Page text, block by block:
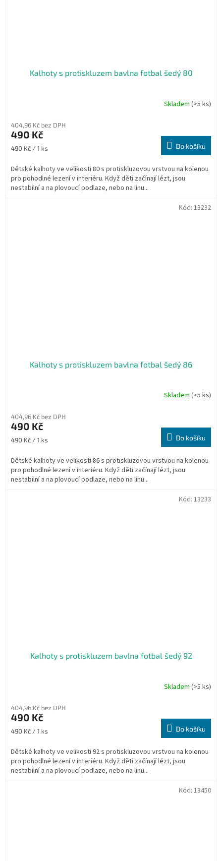
Kalhoty s protiskluzem bavlna fotbal šedý 80
produktu
je
z
hvězdiček.
Skladem(>5 ks)
404,96 Kč bez DPH
490 Kč
Měrná
490 Kč / 1 ks Do košíku
Dětské kalhoty ve velikosti 80 s protiskluzovou vrstvou na kolenou
pro pohodlné lezení v interiéru. Když děti začínají lézt, jsou
nestabilní a na plovoucí podlaze, nebo na linu...
Kalhoty s protiskluzem bavlna fotbal šedý 86
Skladem (>5 ks)
404,96 Kč bez DPH
490 Kč
Měrná
490 Kč / 1 ks Do košíku
Dětské kalhoty ve velikosti 86 s protiskluzovou vrstvou na kolenou
pro pohodlné lezení v interiéru. Když děti začínají lézt, jsou
nestabilní a na plovoucí podlaze, nebo na linu...
Kód: 13232
Kalhoty s protiskluzem bavlna fotbal šedý 92
Skladem (>5 ks)
404,96 Kč bez DPH
490 Kč
Měrná
490 Kč / 1 ks Do košíku
Dětské kalhoty ve velikosti 92 s protiskluzovou vrstvou na kolenou
pro pohodlné lezení v interiéru. Když děti začínají lézt, jsou
nestabilní a na plovoucí podlaze, nebo na linu...
Kód: 13233
Kód: 13450